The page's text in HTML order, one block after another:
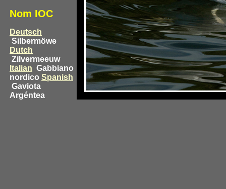
Nom IOC
Deutsch
Silbermöwe
Dutch
Zilvermeeuw
Italian Gabbiano
nordico Spanish
Gaviota
Argéntea